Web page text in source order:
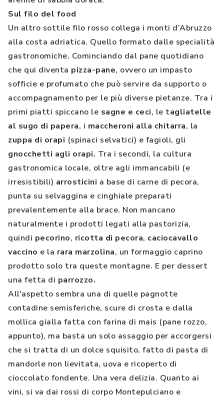
Sul filo del food
Un altro sottile filo rosso collega i monti d’Abruzzo
alla costa adriatica. Quello formato dalle specialità
gastronomiche. Cominciando dal pane quotidiano
che qui diventa pizza-pane, ovvero un impasto
sofficie e profumato che può servire da supporto o
accompagnamento per le più diverse pietanze. Tra i
primi piatti spiccano le sagne e ceci, le tagliatelle
al sugo di papera, i maccheroni alla chitarra, la
zuppa di orapi (spinaci selvatici) e fagioli, gli
gnocchetti agli orapi. Tra i secondi, la cultura
gastronomica locale, oltre agli immancabili (e
irresistibili) arrosticini a base di carne di pecora,
punta su selvaggina e cinghiale preparati
prevalentemente alla brace. Non mancano
naturalmente i prodotti legati alla pastorizia,
quindi pecorino, ricotta di pecora, caciocavallo
vaccino e la rara marzolina, un formaggio caprino
prodotto solo tra queste montagne. E per dessert
una fetta di parrozzo.
All'aspetto sembra una di quelle pagnotte
contadine semisferiche, scure di crosta e dalla
mollica gialla fatta con farina di mais (pane rozzo,
appunto), ma basta un solo assaggio per accorgersi
che si tratta di un dolce squisito, fatto di pasta di
mandorle non lievitata, uova e ricoperto di
cioccolato fondente. Una vera delizia. Quanto ai
vini, si va dai rossi di corpo Montepulciano e